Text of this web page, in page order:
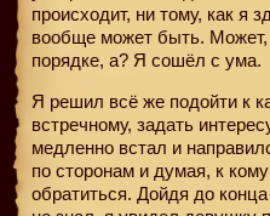
происходит, ни тому, как я
вообще может быть. Может,
порядке, а? Я сошёл с ума.
Я решил всё же подойти к
встречному, задать
медленно встал и
по сторонам и думая, к
обратиться. Дойдя до